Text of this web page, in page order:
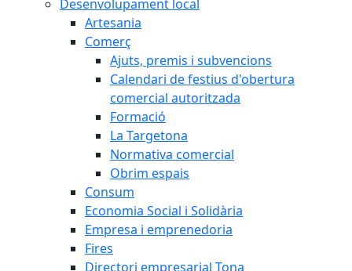
Desenvolupament local
Artesania
Comerç
Ajuts, premis i subvencions
Calendari de festius d'obertura
comercial autoritzada
Formació
La Targetona
Normativa comercial
Obrim espais
Consum
Economia Social i Solidària
Empresa i emprenedoria
Fires
Directori empresarial Tona